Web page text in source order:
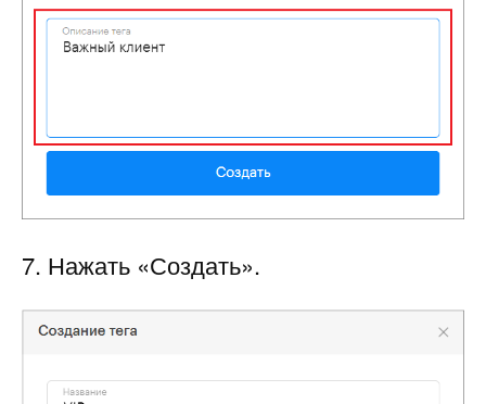
7. Нажать «Создать».